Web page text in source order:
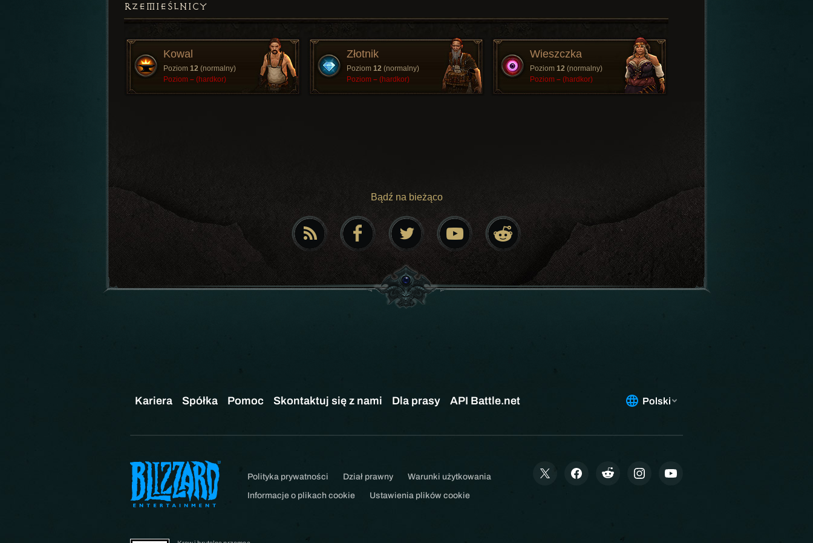
RZEMIEŚLNICY
Kowal
Poziom 12 (normalny)
Poziom – (hardkor)
Złotnik
Poziom 12 (normalny)
Poziom – (hardkor)
Wieszczka
Poziom 12 (normalny)
Poziom – (hardkor)
Bądź na bieżąco